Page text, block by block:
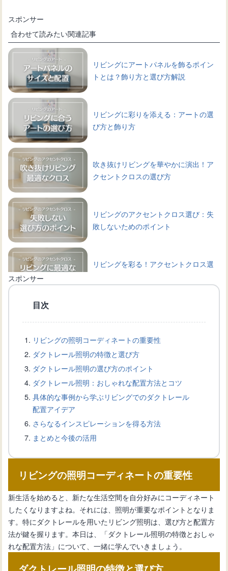
スポンサー
合わせて読みたい関連記事
リビングにアートパネルを飾るポイン
トとは？飾り方と選び方解説
リビングに彩りを添える：アートの選
び方と飾り方
吹き抜けリビングを華やかに演出！ア
クセントクロスの選び方
リビングのアクセントクロス選び：失
敗しないためのポイント
リビングを彩る！アクセントクロス選
インアイデア
広いリビングを効率よく冷暖房！20畳
用エアコンの選び方
方法：快適な冷暖房を実現
と効果的な設置方法
こたつでおしゃれに見せる、和モダン
なリビングコーディネート術
リビングに犬のトイレを設置する際の
スポンサー
目次
リビングの照明コーディネートの重要性
ダクトレール照明の特徴と選び方
ダクトレール照明の選び方のポイント
ダクトレール照明：おしゃれな配置方法とコツ
具体的な事例から学ぶリビングでのダクトレール
配置アイデア
さらなるインスピレーションを得る方法
まとめと今後の活用
リビングの照明コーディネートの重要性
新生活を始めると、新たな生活空間を自分好みにコーディネート
したくなりますよね。それには、照明が重要なポイントとなりま
す。特にダクトレールを用いたリビング照明は、選び方と配置方
法が鍵を握ります。本日は、「ダクトレール照明の特徴とおしゃ
れな配置方法」について、一緒に学んでいきましょう。